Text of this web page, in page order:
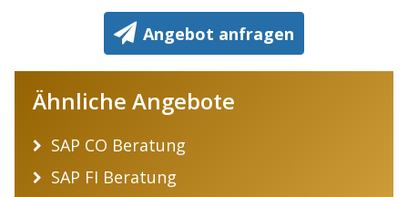
Angebot anfragen
Ähnliche Angebote
SAP CO Beratung
SAP FI Beratung